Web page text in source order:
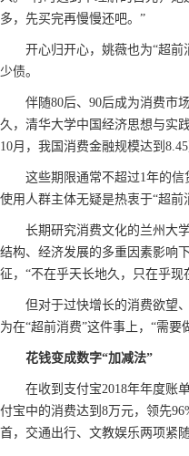
多，先买完再慢慢还吧。”
开心归开心，姚薇也为“超前
少债。
伴随80后、90后成为消费市场
久，清华大学中国经济思想与实
10月，我国消费金融规模达到8.45
这些期限通常不超过1年的信
使用人群主体无疑是热衷于“超前
长期研究消费文化的兰州大学
结构、经济发展的多重因素影响
征，“不在乎天长地久，只在乎现
但对于过快增长的消费欲望、
为在“超前消费”这件事上，“需
花钱变成数字“加减法”
在收到支付宝2018年年度账单
付宝中的消费达到8万元，领先
首，交通出行、文教娱乐两项